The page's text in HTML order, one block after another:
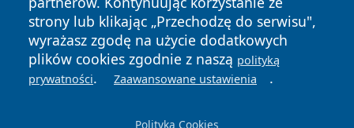
strony lub klikając „Przechodzę do serwisu",
wyrażasz zgodę na użycie dodatkowych
plików cookies zgodnie z naszą polityką
prywatności. Zaawansowane ustawienia .
Polityka Cookies
News Autorzy
Prywatności
Cookies